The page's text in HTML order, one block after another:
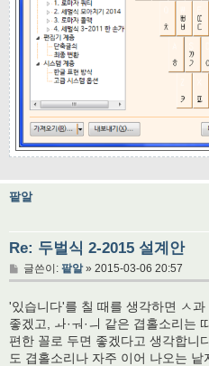
팥알
Re: 두벌식 2-2015 설계안
글
글쓴이: 팥알» 2015-03-06 20:57
'있습니다'를 칠 때를 생각하면 ㅅ
좋겠고, ㅘ·ㅝ·ㅢ 같은 겹홀소리는
편한 꼴로 두면 좋겠다고 생각합니
도 겹홀소리나 자주 이어 나오는